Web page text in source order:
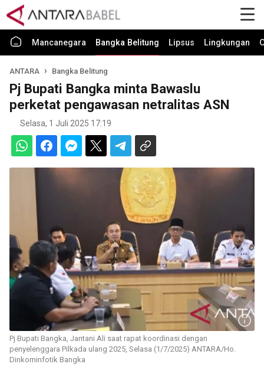
Mancanegara Bangka Belitung Lipsus Lingkungan
ANTARA Bangka Belitung
Pj Bupati Bangka minta Bawaslu
perketat pengawasan netralitas ASN
Selasa, 1 Juli 2025 17:19
Pj Bupati Bangka, Jantani Ali saat rapat koordinasi dengan
penyelenggara Pilkada ulang 2025, Selasa (1/7/2025) ANTARA/Ho.
Dinkominfotik Bangka